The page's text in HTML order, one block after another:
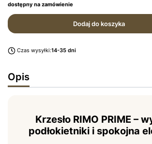
dostępny na zamówienie
Dodaj do koszyka
Czas wysyłki:14-35 dni
Opis
Krzesło RIMO PRIME –
podłokietniki i spokojna